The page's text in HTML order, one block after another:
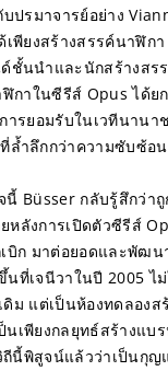
ปรมาจารย์อย่าง
เพียงสร้างสรรค์นาฬิก
ชั้นนำและนักสร้างสร
กาในซีรีส์ Opus ได้ย
ารยอมรับในเวทีนาน
ล้ำลึกกว่าความซับซ้อ
นี้ Büsser กลับรู้สึกว่า
หลังการเปิดตัวซีรีส์
บิก มาต่อยอดและพัฒน
นที่เจนีวาในปี 2005 ไ
ม แต่เป็นห้องทดลองส
นเพียงกลยุทธ์สร้างแ
นี้พิสูจน์แล้วว่าเป็นกุญ